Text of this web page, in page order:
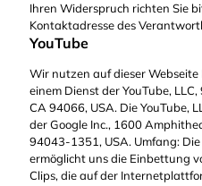
Ihren Widerspruch richten Sie
Kontaktadresse des
YouTube
Wir nutzen auf dieser Webseite
einem Dienst der YouTube,
CA 94066, USA. Die YouTube,
der Google Inc., 1600
94043-1351, USA. Umfang:
ermöglicht uns die Einbettung
Clips, die auf der